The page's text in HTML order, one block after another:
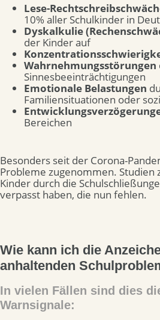
Lese-
10% aller Schulkinder in
Dyskalkulie
der Kinder auf
Wahrnehmungsstörungen
Sinnesbeeinträchtigungen
Emotionale Belastungen
Familiensituationen oder
Bereichen
Besonders seit der Corona-
Probleme zugenommen. Studien
Kinder durch die
verpasst haben, die nun fehlen.
Wie kann ich die
anhaltenden
In vielen Fällen sind dies
Warnsignale: